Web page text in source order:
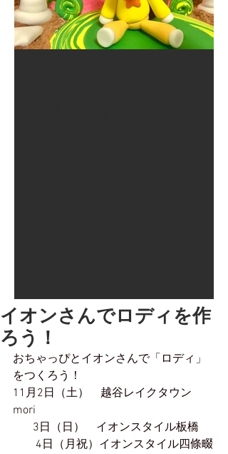
イオンさんでロディを作
ろう！
おちゃっぴとイオンさんで「ロディ」
をつくろう！
11月2日（土）　越谷レイクタウン
mori
       3日（日）　イオンスタイル板橋
4日（月祝）イオンスタイル四條畷